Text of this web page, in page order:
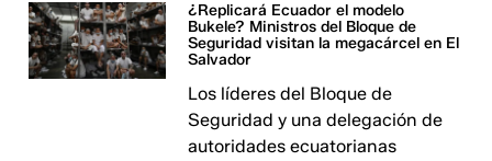
¿Replicará Ecuador el modelo
Bukele? Ministros del Bloque de
Seguridad visitan la megacárcel en El
Salvador
Los líderes del Bloque de
Seguridad y una delegación de
autoridades ecuatorianas